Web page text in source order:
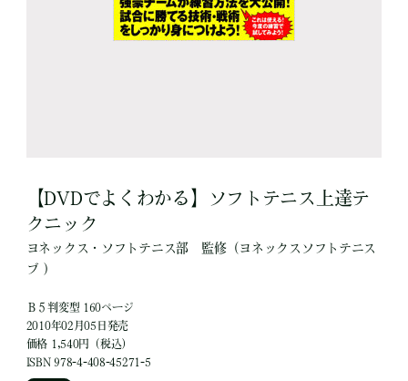
【DVDでよくわかる】ソフトテニス上達テ
クニック
ヨネックス・ソフトテニス部 監修（ヨネックスソフトテニス
ブ ）
Ｂ５判変型 160ページ
2010年02月05日発売
価格 1,540円（税込）
ISBN 978-4-408-45271-5